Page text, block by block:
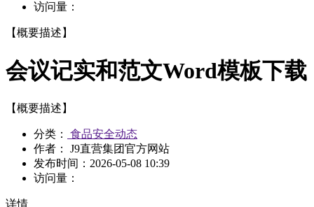
访问量：
【概要描述】
会议记实和范文Word模板下载
【概要描述】
分类：
食品安全动态
作者： J9直营集团官方网站
发布时间： 2026-05-08 10:39
访问量：
详情